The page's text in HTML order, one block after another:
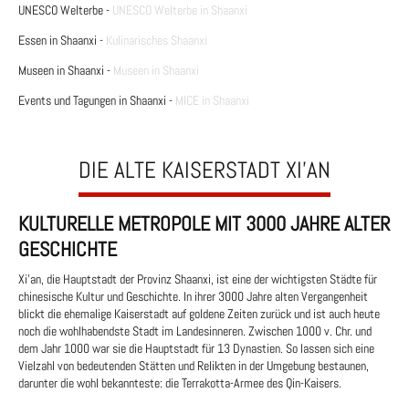
UNESCO Welterbe - UNESCO Welterbe in Shaanxi
Essen in Shaanxi - Kulinarisches Shaanxi
Museen in Shaanxi - Museen in Shaanxi
Events und Tagungen in Shaanxi - MICE in Shaanxi
DIE ALTE KAISERSTADT XI’AN
KULTURELLE METROPOLE MIT 3000 JAHRE ALTER
GESCHICHTE
Xi’an, die Hauptstadt der Provinz Shaanxi, ist eine der wichtigsten Städte für
chinesische Kultur und Geschichte. In ihrer 3000 Jahre alten Vergangenheit
blickt die ehemalige Kaiserstadt auf goldene Zeiten zurück und ist auch heute
noch die wohlhabendste Stadt im Landesinneren. Zwischen 1000 v. Chr. und
dem Jahr 1000 war sie die Hauptstadt für 13 Dynastien. So lassen sich eine
Vielzahl von bedeutenden Stätten und Relikten in der Umgebung bestaunen,
darunter die wohl bekannteste: die Terrakotta-Armee des Qin-Kaisers.